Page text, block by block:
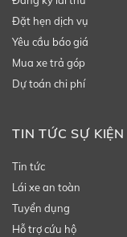
Đặt hẹn dịch vụ
Yêu cầu báo giá
Mua xe trả góp
Dự toán chi phí
TIN TỨC SỰ KIỆN
Tin tức
Lái xe an toàn
Tuyển dụng
Hỗ trợ cứu hộ